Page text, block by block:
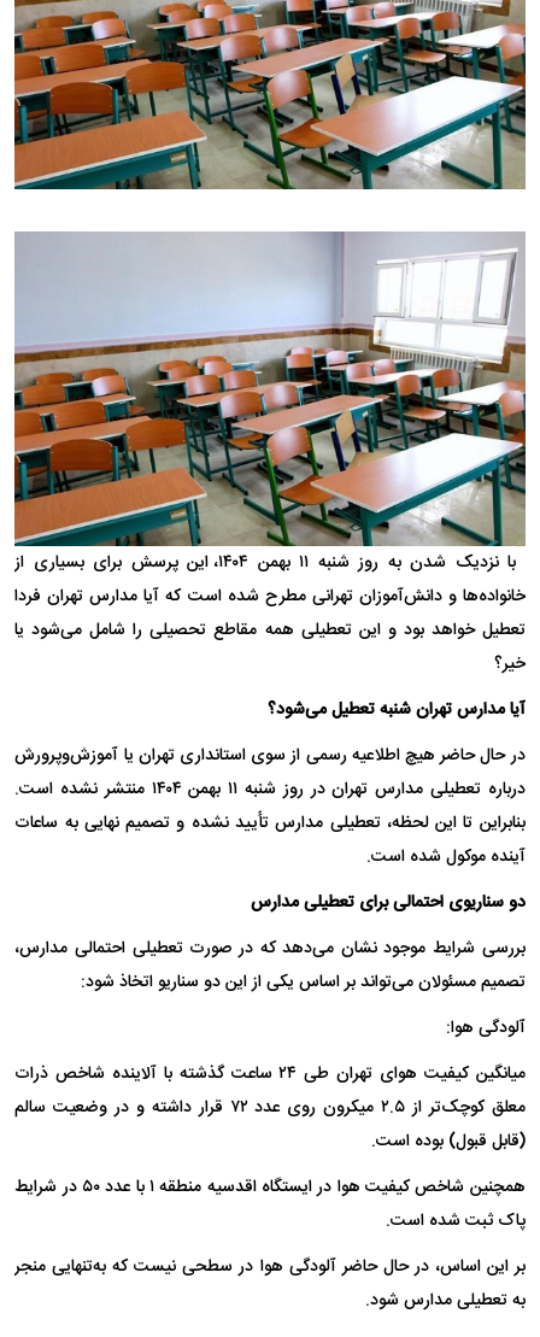
با نزدیک شدن به روز شنبه ۱۱ بهمن ۱۴۰۴، این پرسش برای بسیاری از
خانواده‌ها و دانش‌آموزان تهرانی مطرح شده است که آیا مدارس تهران فردا
تعطیل خواهد بود و این تعطیلی همه مقاطع تحصیلی را شامل می‌شود یا
خیر؟
آیا مدارس تهران شنبه تعطیل می‌شود؟
در حال حاضر هیچ اطلاعیه رسمی از سوی استانداری تهران یا آموزش‌وپرورش
درباره تعطیلی مدارس تهران در روز شنبه ۱۱ بهمن ۱۴۰۴ منتشر نشده است.
بنابراین تا این لحظه، تعطیلی مدارس تأیید نشده و تصمیم نهایی به ساعات
آینده موکول شده است.
دو سناریوی احتمالی برای تعطیلی مدارس
بررسی شرایط موجود نشان می‌دهد که در صورت تعطیلی احتمالی مدارس،
تصمیم مسئولان می‌تواند بر اساس یکی از این دو سناریو اتخاذ شود:
آلودگی هوا:
میانگین کیفیت هوای تهران طی ۲۴ ساعت گذشته با آلاینده شاخص ذرات
معلق کوچک‌تر از ۲.۵ میکرون روی عدد ۷۲ قرار داشته و در وضعیت سالم
(قابل قبول) بوده است.
همچنین شاخص کیفیت هوا در ایستگاه اقدسیه منطقه ۱ با عدد ۵۰ در شرایط
پاک ثبت شده است.
بر این اساس، در حال حاضر آلودگی هوا در سطحی نیست که به‌تنهایی منجر
به تعطیلی مدارس شود.